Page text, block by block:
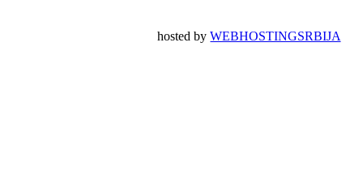
hosted byWEBHOSTINGSRBIJA